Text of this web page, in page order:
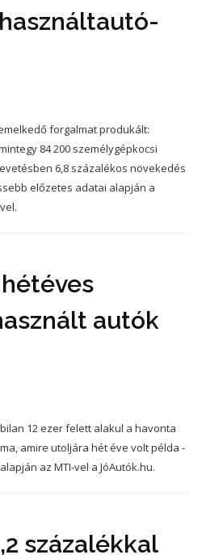
forgalmat produkált:
84 200 személygépkocsi
6,8 százalékos növekedés
előzetes adatai alapján a
autók
12 ezer felett alakul a havonta
amire utoljára hét éve volt példa -
az MTI-vel a JóAutók.hu.
százalékkal